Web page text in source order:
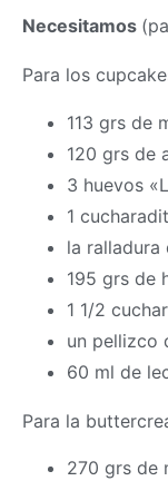
Necesitamos
Para los
113 grs de
120 grs de
3 huevos
1
la ralladura
195 grs de
1 1/2
un pellizco
60 ml de
Para la
270 grs de